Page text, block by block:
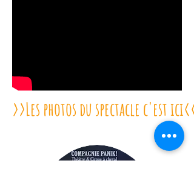
>>Les photos du spectacle c'est ici<<